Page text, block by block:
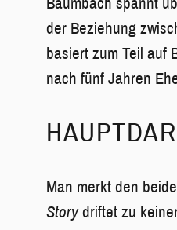
der Beziehung
basiert zum Teil auf
nach fünf Jahren
Man merkt den
Storydriftet zu